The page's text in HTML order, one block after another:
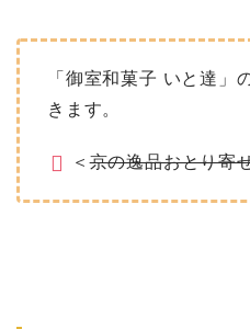
「御室和菓子 いと達」
きます。
＜京の逸品おとり寄